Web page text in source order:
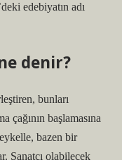
edebiyatın adı
denir?
bunları
çağının başlamasına
bazen bir
Sanatçı olabilecek